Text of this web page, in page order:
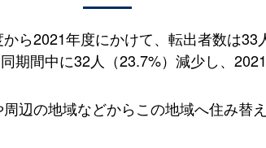
ら2021年度にかけて、転出者数は
間中に32人（23.7%）減少し、2021
辺の地域などからこの地域へ住み替